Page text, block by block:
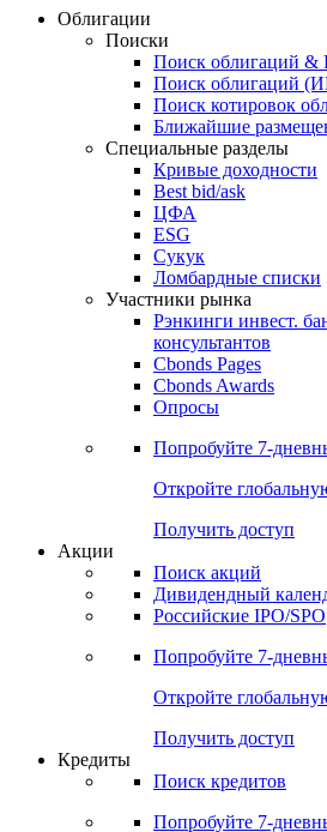
Cbonds Review
ежеквартальный
Облигации
Поиски
Поиск облигаций &
Поиск облигаций
Поиск котировок
Ближайшие
Специальные разделы
Кривые доходности
Best bid/ask
ЦФА
ESG
Сукук
Ломбардные списки
Участники рынка
Рэнкинги инвест.
Cbonds Pages
Опросы
Попробуйте7-
Откройте
Получить доступ
Поиск акций
Российские IPO/SPO
Попробуйте7-
Откройте
Получить доступ